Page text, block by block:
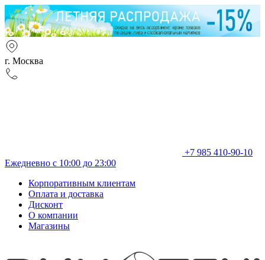
г. Москва
+7 985 410-90-10
Ежедневно с 10:00 до 23:00
Корпоративным клиентам
Оплата и доставка
Дисконт
О компании
Магазины